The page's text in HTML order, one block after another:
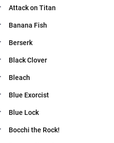
Attack on Titan
Banana Fish
Berserk
Black Clover
Bleach
Blue Exorcist
Blue Lock
Bocchi the Rock!